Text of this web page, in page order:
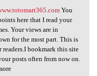
www
You
here that I read your
Your views are in
for the most part. This is
bookmark this site
posts often from now on.